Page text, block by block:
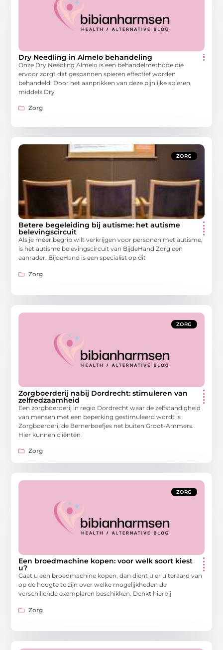
Dry Needling in Almelo behandeling
Onze Dry Needling Almelo is een behandelmethode die
ervoor zorgt dat gespannen spieren effectief worden
behandeld. Door het aanprikken van deze pijnlijke spieren,
middels Dry
Zorg
ZORG
Betere begeleiding bij autisme: het autisme
belevingscircuit
Als je meer begrip wilt verkrijgen voor personen met autisme,
is het autisme belevingscircuit van BijdeHand Zorg een
aanrader. BijdeHand is een specialist op dit
Zorg
ZORG
Zorgboerderij nabij Dordrecht: stimuleren van
zelfredzaamheid
Een zorgboerderij in regio Dordrecht waar de zelfstandigheid
van mensen met een beperking gestimuleerd wordt is
Zorgboerderij de Bernerboefjes net buiten Groot-Ammers.
Hier kunnen cliënten
Zorg
ZORG
Een broedmachine kopen: voor welk soort kiest
u?
Gaat u een broedmachine kopen, dan dient u er uiteraard van
op de hoogte te zijn over welke mogelijkheden de
verschillende exemplaren beschikken. Denkt hierbij
Zorg